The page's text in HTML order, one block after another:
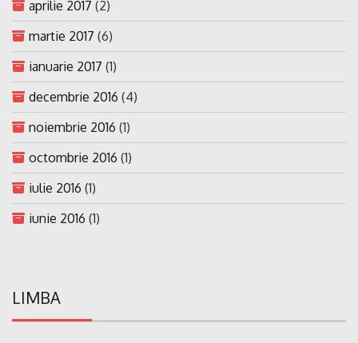
aprilie 2017 (2)
martie 2017 (6)
ianuarie 2017 (1)
decembrie 2016 (4)
noiembrie 2016 (1)
octombrie 2016 (1)
iulie 2016 (1)
iunie 2016 (1)
LIMBA